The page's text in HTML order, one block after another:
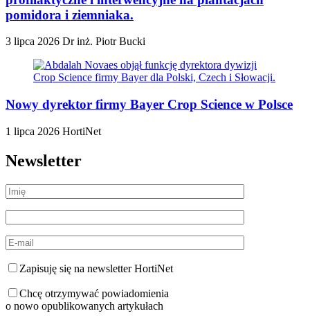
pomidora i ziemniaka.
3 lipca 2026 Dr inż. Piotr Bucki
Nowy dyrektor firmy Bayer Crop Science w Polsce
1 lipca 2026 HortiNet
Newsletter
Zapisuję się na newsletter HortiNet
Chcę otrzymywać powiadomienia
o nowo opublikowanych artykułach